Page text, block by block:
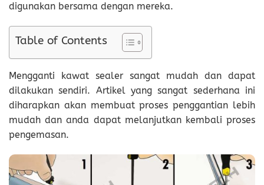
digunakan bersama dengan mereka.
Table of Contents
Mengganti kawat sealer sangat mudah dan dapat
dilakukan sendiri. Artikel yang sangat sederhana ini
diharapkan akan membuat proses penggantian lebih
mudah dan anda dapat melanjutkan kembali proses
pengemasan.